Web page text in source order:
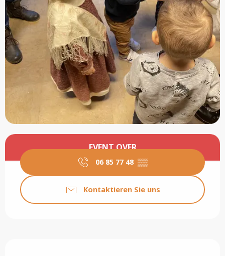
Öffnungszeiten & Kontaktdaten
EVENT OVER
06 85 77 48 ▒▒
Kontaktieren Sie uns